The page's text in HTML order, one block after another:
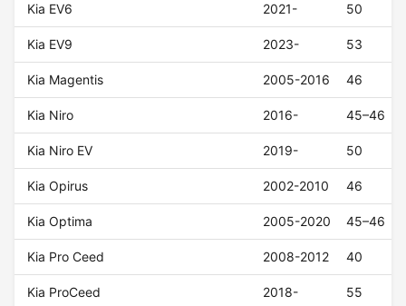
Kia EV6 2021- 50
Kia EV9 2023- 53
Kia Magentis 2005-2016 46
Kia Niro 2016- 45–46
Kia Niro EV 2019- 50
Kia Opirus 2002-2010 46
Kia Optima 2005-2020 45–46
Kia Pro Ceed 2008-2012 40
Kia ProCeed 2018- 55